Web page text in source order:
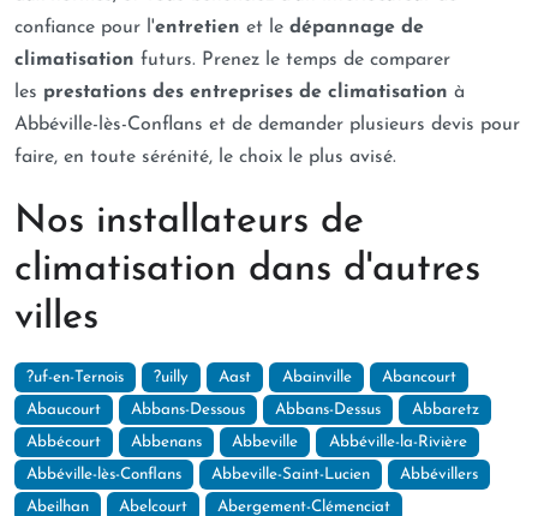
confiance pour l'entretien et le dépannage de
climatisation futurs. Prenez le temps de comparer
les prestations des entreprises de climatisation à
Abbéville-lès-Conflans et de demander plusieurs devis pour
faire, en toute sérénité, le choix le plus avisé.
Nos installateurs de
climatisation dans d'autres
villes
?uf-en-Ternois ?uilly Aast Abainville Abancourt
Abaucourt Abbans-Dessous Abbans-Dessus Abbaretz
Abbécourt Abbenans Abbeville Abbéville-la-Rivière
Abbéville-lès-Conflans Abbeville-Saint-Lucien Abbévillers
Abeilhan Abelcourt Abergement-Clémenciat